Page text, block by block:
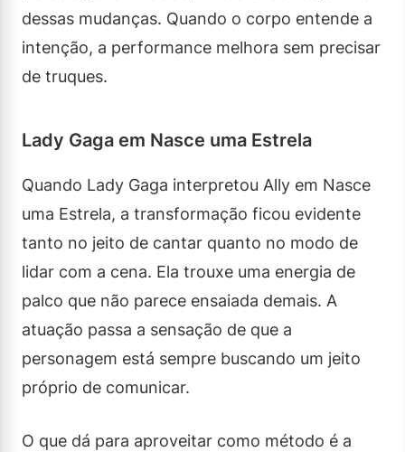
dessas mudanças. Quando o corpo entende a
intenção, a performance melhora sem precisar
de truques.
Lady Gaga em Nasce uma Estrela
Quando Lady Gaga interpretou Ally em Nasce
uma Estrela, a transformação ficou evidente
tanto no jeito de cantar quanto no modo de
lidar com a cena. Ela trouxe uma energia de
palco que não parece ensaiada demais. A
atuação passa a sensação de que a
personagem está sempre buscando um jeito
próprio de comunicar.
O que dá para aproveitar como método é a